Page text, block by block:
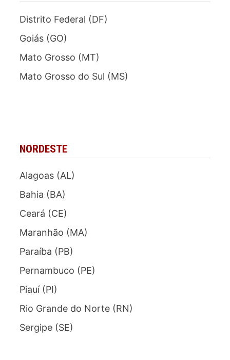
Distrito Federal (DF)
Goiás (GO)
Mato Grosso (MT)
Mato Grosso do Sul (MS)
NORDESTE
Alagoas (AL)
Bahia (BA)
Ceará (CE)
Maranhão (MA)
Paraíba (PB)
Pernambuco (PE)
Piauí (PI)
Rio Grande do Norte (RN)
Sergipe (SE)